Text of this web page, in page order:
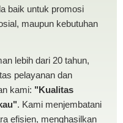
baik untuk promosi
maupun kebutuhan
lebih dari 20 tahun,
pelayanan dan
kami: "Kualitas
. Kami menjembatani
efisien, menghasilkan